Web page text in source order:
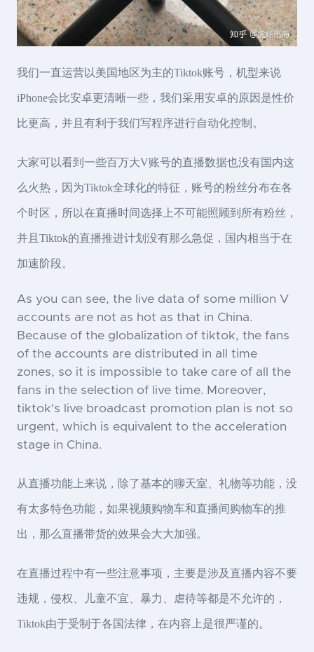
我们一直运营以美国地区为主的Tiktok账号，机型来说
iPhone会比安卓更清晰一些，我们采用安卓的原因是性价
比更高，并且有利于我们写程序进行自动化控制。
大家可以看到一些百万大V账号的直播数据也没有国内这
么火热，因为Tiktok全球化的特征，账号的粉丝分布在各
个时区，所以在直播时间选择上不可能照顾到所有粉丝，
并且Tiktok的直播推进计划没有那么急促，国内相当于在
加速阶段。
As you can see, the live data of some million V
accounts are not as hot as that in China.
Because of the globalization of tiktok, the fans
of the accounts are distributed in all time
zones, so it is impossible to take care of all the
fans in the selection of live time. Moreover,
tiktok's live broadcast promotion plan is not so
urgent, which is equivalent to the acceleration
stage in China.
从直播功能上来说，除了基本的聊天室、礼物等功能，没
有太多特色功能，如果视频购物车和直播间购物车的推
出，那么直播带货的效果会大大加强。
在直播过程中有一些注意事项，主要是涉及直播内容不要
违规，侵权、儿童不宜、暴力、虐待等都是不允许的，
Tiktok由于受制于各国法律，在内容上是很严谨的。